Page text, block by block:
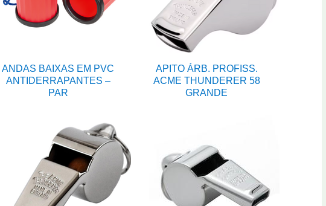
ANDAS BAIXAS EM PVC
ANTIDERRAPANTES –
PAR
APITO ÁRB. PROFISS.
ACME THUNDERER 58
GRANDE